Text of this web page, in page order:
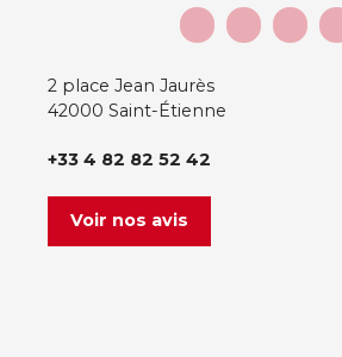
2 place Jean Jaurès
42000 Saint-Étienne
+33 4 82 82 52 42
Voir nos avis